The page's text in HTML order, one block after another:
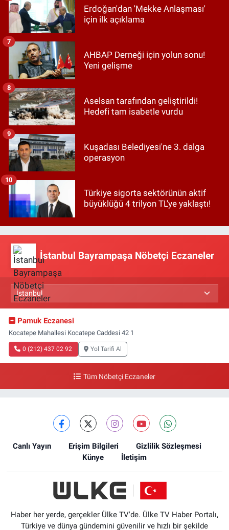
Erdoğan'dan 'Mekke Anlaşması'
için ilk açıklama
AHBAP Derneği için yolun sonu!
Yeni gelişme
7
Aselsan tarafından geliştirildi!
Hedefi tam isabetle vurdu
8
Kuşadası Belediyesi'ne 3. dalga
operasyon
9
Türkiye sigorta sektörünün aktif
büyüklüğü 4 trilyon TL'ye yaklaştı!
10
İstanbul Bayrampaşa Nöbetçi Eczaneler
Pamuk Eczanesi
Kocatepe Mahallesi Kocatepe Caddesi 42 1
0 (212) 437 02 92 Yol Tarifi Al
Tüm Nöbetçi Eczaneler
Canlı Yayın Erişim Bilgileri
Gizlilik Sözleşmesi
Künye
İletişim
Haber her yerde, gerçekler Ülke TV'de. Ülke TV Haber Portalı,
Türkiye ve dünya gündemini güvenilir ve hızlı bir şekilde